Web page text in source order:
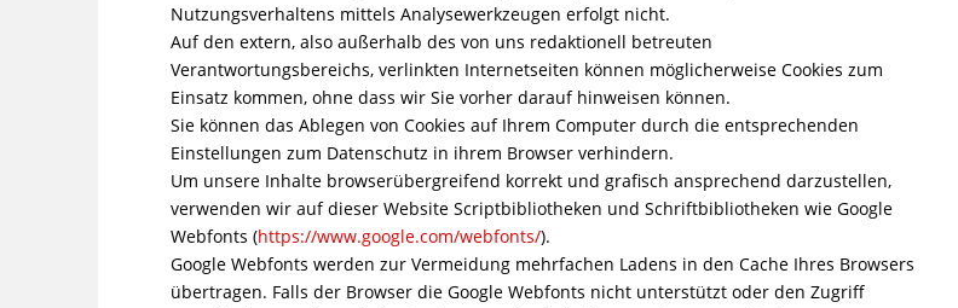
Nutzungsverhaltens mittels Analysewerkzeugen erfolgt nicht.
Auf den extern, also außerhalb des von uns redaktionell betreuten
Verantwortungsbereichs, verlinkten Internetseiten können möglicherweise Cookies zum
Einsatz kommen, ohne dass wir Sie vorher darauf hinweisen können.
Sie können das Ablegen von Cookies auf Ihrem Computer durch die entsprechenden
Einstellungen zum Datenschutz in ihrem Browser verhindern.
Um unsere Inhalte browserübergreifend korrekt und grafisch ansprechend darzustellen,
verwenden wir auf dieser Website Scriptbibliotheken und Schriftbibliotheken wie Google
Webfonts (https://www.google.com/webfonts/).
Google Webfonts werden zur Vermeidung mehrfachen Ladens in den Cache Ihres Browsers
übertragen. Falls der Browser die Google Webfonts nicht unterstützt oder den Zugriff